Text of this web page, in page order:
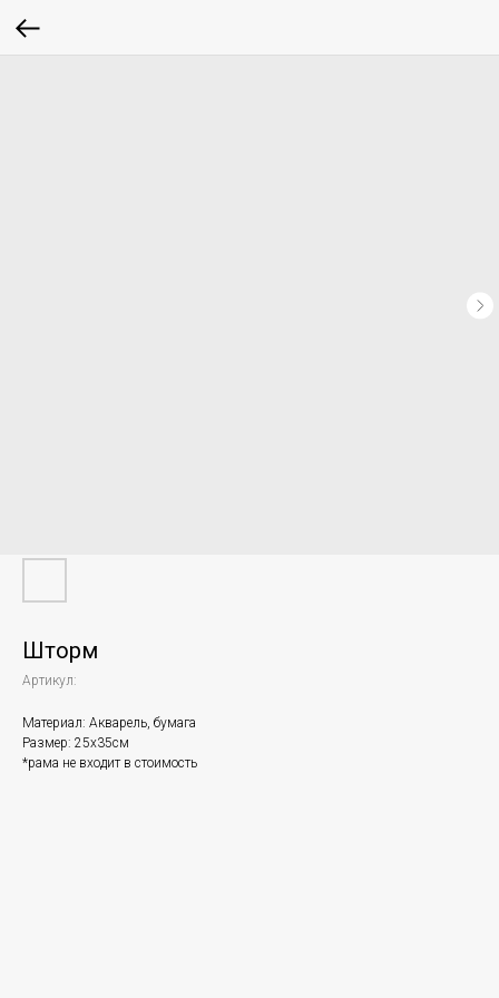
Шторм
Артикул:
Материал: Акварель, бумага
Размер: 25х35см
*рама не входит в стоимость